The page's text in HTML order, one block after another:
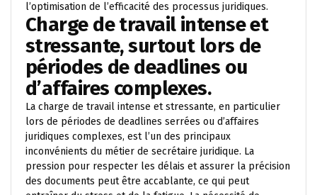
l’optimisation de l’efficacité des processus juridiques.
Charge de travail intense et
stressante, surtout lors de
périodes de deadlines ou
d’affaires complexes.
La charge de travail intense et stressante, en particulier
lors de périodes de deadlines serrées ou d’affaires
juridiques complexes, est l’un des principaux
inconvénients du métier de secrétaire juridique. La
pression pour respecter les délais et assurer la précision
des documents peut être accablante, ce qui peut